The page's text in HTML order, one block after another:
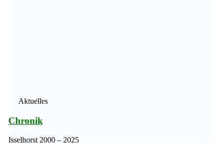
Aktuelles
Chronik
Isselhorst 2000 – 2025